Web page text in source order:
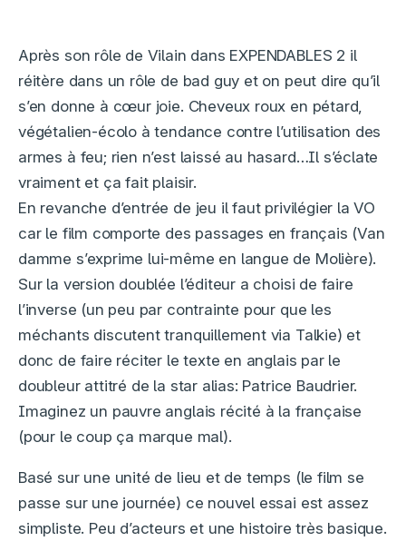
Après son rôle de Vilain dans EXPENDABLES 2 il
réitère dans un rôle de bad guy et on peut dire qu’il
s’en donne à cœur joie. Cheveux roux en pétard,
végétalien-écolo à tendance contre l’utilisation des
armes à feu; rien n’est laissé au hasard…Il s’éclate
vraiment et ça fait plaisir.
En revanche d’entrée de jeu il faut privilégier la VO
car le film comporte des passages en français (Van
damme s’exprime lui-même en langue de Molière).
Sur la version doublée l’éditeur a choisi de faire
l’inverse (un peu par contrainte pour que les
méchants discutent tranquillement via Talkie) et
donc de faire réciter le texte en anglais par le
doubleur attitré de la star alias: Patrice Baudrier.
Imaginez un pauvre anglais récité à la française
(pour le coup ça marque mal).
Basé sur une unité de lieu et de temps (le film se
passe sur une journée) ce nouvel essai est assez
simpliste. Peu d’acteurs et une histoire très basique.